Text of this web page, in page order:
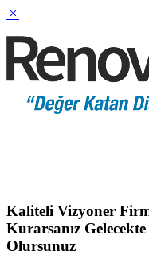
Kaliteli Vizyoner
Kurarsanız
Olursunuz